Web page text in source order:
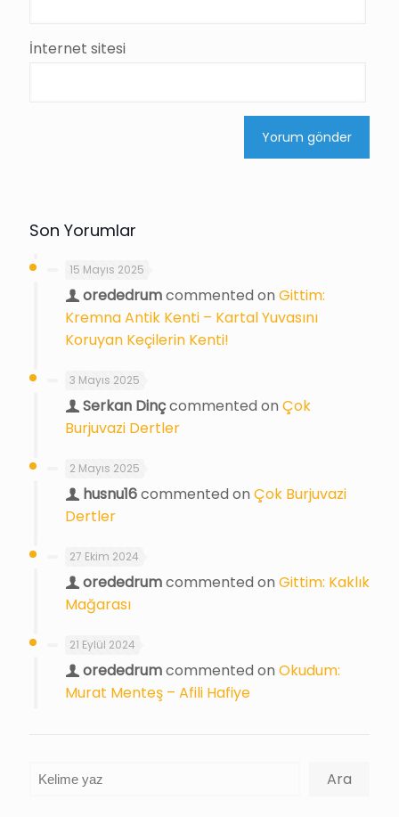
İnternet sitesi
Son Yorumlar
15 Mayıs 2025
orededrumcommented on Gittim:
Kremna Antik Kenti – Kartal Yuvasını
Koruyan Keçilerin Kenti!
3 Mayıs 2025
Serkan Dinçcommented on Çok
Burjuvazi Dertler
2 Mayıs 2025
husnu16commented on Çok Burjuvazi
Dertler
27 Ekim 2024
orededrumcommented on Gittim: Kaklık
Mağarası
21 Eylül 2024
orededrumcommented on Okudum:
Murat Menteş – Afili Hafiye
Ara Ara